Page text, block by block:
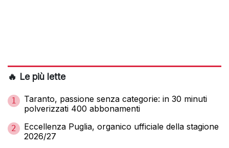
🔥 Le più lette
1
Taranto, passione senza categorie: in 30 minuti
polverizzati 400 abbonamenti
2
Eccellenza Puglia, organico ufficiale della stagione
2026/27